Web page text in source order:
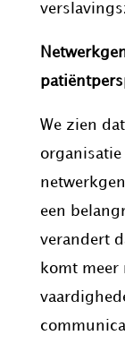
We zien
organisatie
een
verandert
komt meer